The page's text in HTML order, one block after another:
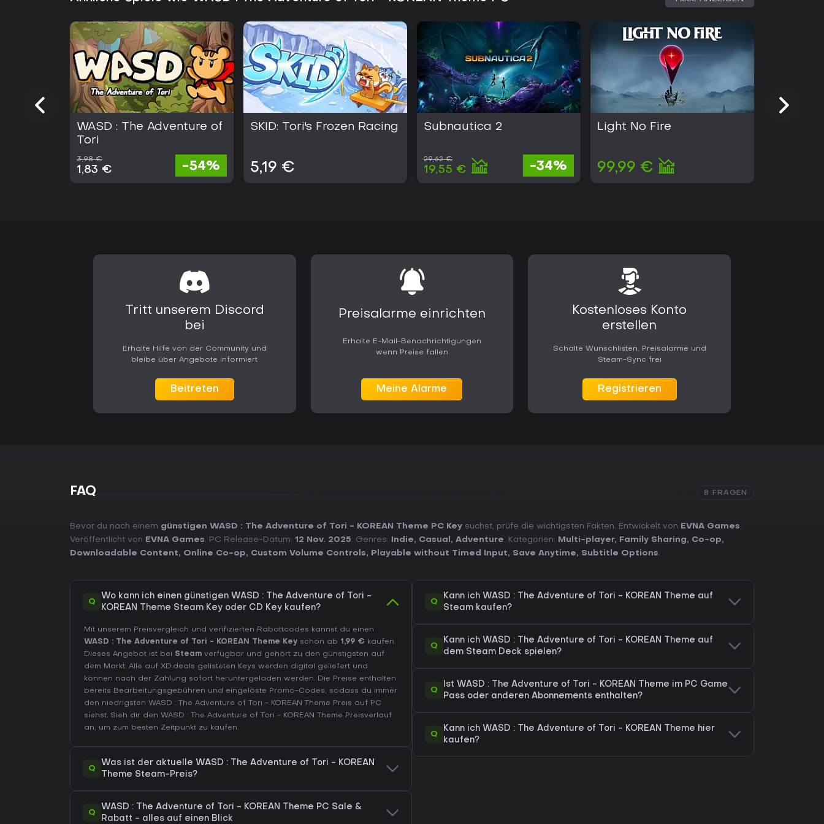
Kommunikation und Timing statt auf umfangreiche Fortschrittssysteme. Teams, die
Wiederholungswert.
WASD : The Adventure of
Tori
3,98 €
1,83 € -54%
SKID: Tori's Frozen Racing
5,19 €
Subnautica 2
29,62 €
19,55 € -34%
Light No Fire
99,99 €
Tritt unserem Discord
bei
Erhalte Hilfe von der Community und
bleibe über Angebote informiert
Beitreten
Preisalarme einrichten
Erhalte E-Mail-Benachrichtigungen
wenn Preise fallen
Meine Alarme
Kostenloses Konto
erstellen
Schalte Wunschlisten, Preisalarme und
Steam-Sync frei
Registrieren
FAQ 8 FRAGEN
Bevor du nach einem günstigen WASD : The Adventure of Tori - KOREAN Theme PC Key suchst, prüfe die wichtigsten Fakten. Entwickelt von EVNA Games.
Veröffentlicht von
EVNA Games. PC Release-Datum: 12 Nov. 2025. Genres: Indie, Casual , Adventure. Kategorien: Multi-player, Family Sharing, Co-op,
Downloadable Content, Online Co-op, Custom Volume Controls, Playable without Timed Input, Save Anytime, Subtitle Options.
Q
Wo kann ich einen günstigen WASD : The Adventure of Tori -
KOREAN Theme Steam Key oder CD Key kaufen?
Mit unserem Preisvergleich und verifizierten Rabattcodes kannst du einen
WASD : The Adventure of Tori - KOREAN Theme Key schon ab 1,99 € kaufen.
Dieses Angebot ist bei Steam verfügbar und gehört zu den günstigsten auf
dem Markt. Alle auf XD.deals gelisteten Keys werden digital geliefert und
können nach der Zahlung sofort heruntergeladen werden. Die Preise enthalten
bereits Bearbeitungsgebühren und eingelöste Promo-Codes, sodass du immer
den niedrigsten WASD : The Adventure of Tori - KOREAN Theme Preis auf PC
siehst. Sieh dir den WASD : The Adventure of Tori - KOREAN Theme Preisverlauf
an, um zum besten Zeitpunkt zu kaufen.
Q
Was ist der aktuelle WASD : The Adventure of Tori - KOREAN
Theme Steam-Preis?
Q
WASD : The Adventure of Tori - KOREAN Theme PC Sale &
Rabatt - alles auf einen Blick
Q
Kann ich WASD : The Adventure of Tori - KOREAN Theme auf
Steam kaufen?
Q
Kann ich WASD : The Adventure of Tori - KOREAN Theme auf
dem Steam Deck spielen?
Q
Ist WASD : The Adventure of Tori - KOREAN Theme im PC Game
Pass oder anderen Abonnements enthalten?
Q
Kann ich WASD : The Adventure of Tori - KOREAN Theme hier
kaufen?